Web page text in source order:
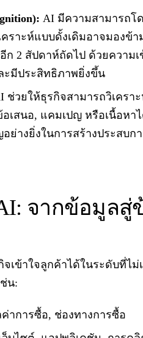
AI มีความสามารถโ
าะห์แบบดั้งเดิมอาจมองข้า
2 สัปดาห์ถัดไป ด้วยความเ
ะมีประสิทธิภาพยิ่งขึ้น
ช่วยให้ธุรกิจสามารถวิเครา
เสนอ, แคมเปญ หรือเนื้อห
างยิ่งในการสร้างประสบก
จากข้อมูลสู่
เข้าใจลูกค้าได้ในระดับที่ไม่
น:
าการซื้อ, ช่องทางการซื้อ